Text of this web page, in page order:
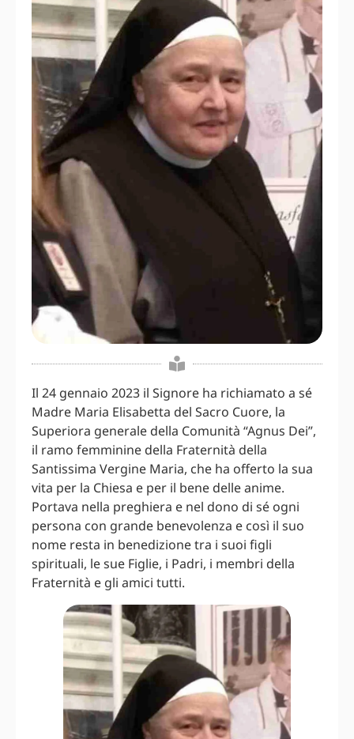
Il 24 gennaio 2023 il Signore ha richiamato a sé
Madre Maria Elisabetta del Sacro Cuore, la
Superiora generale della Comunità “Agnus Dei”,
il ramo femminine della Fraternità della
Santissima Vergine Maria, che ha offerto la sua
vita per la Chiesa e per il bene delle anime.
Portava nella preghiera e nel dono di sé ogni
persona con grande benevolenza e così il suo
nome resta in benedizione tra i suoi figli
spirituali, le sue Figlie, i Padri, i membri della
Fraternità e gli amici tutti.